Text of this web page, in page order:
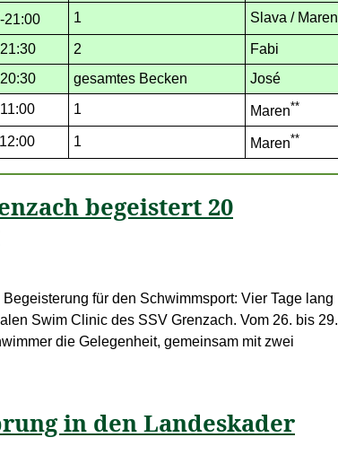
-21:00 1 Slava / Maren
2
Fabi
gesamtes Becken José
1 Maren**
1 Maren**
begeistert 20
für den Schwimmsport: Vier Tage lang
Swim Clinic des SSV Grenzach. Vom 26. bis
die Gelegenheit, gemeinsam mit zwei
in den Landeskader